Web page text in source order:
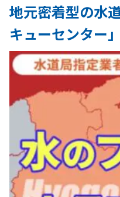
地元密着型の水
キューセンター